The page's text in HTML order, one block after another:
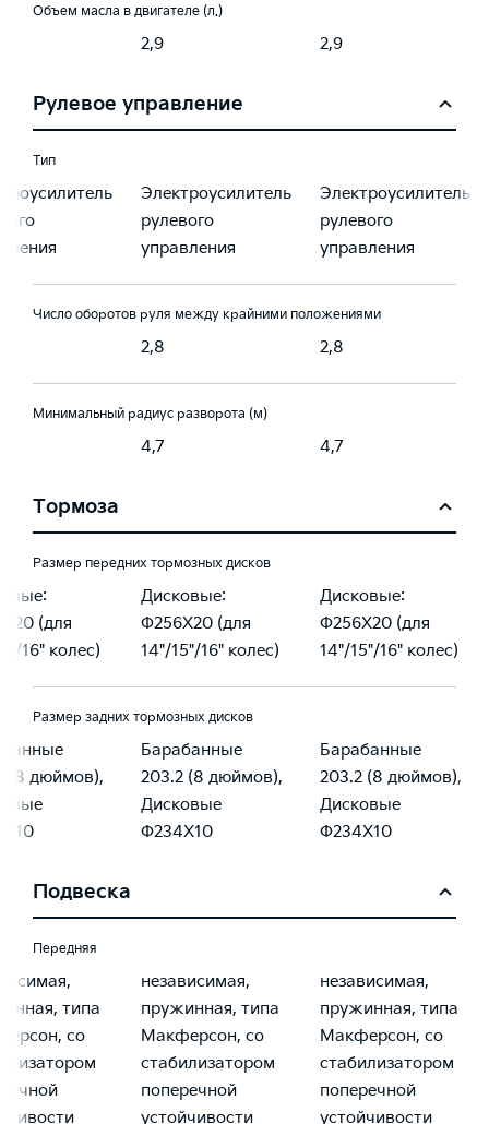
Объем масла в двигателе (л.)
2,9 2,9
Рулевое управление
Тип
Электроусилитель
рулевого
управления
Электроусилитель
рулевого
управления
Число оборотов руля между крайними положениями
2,8 2,8
Минимальный радиус разворота (м)
4,7 4,7
Тормоза
Размер передних тормозных дисков
(для
16" колес)
Дисковые:
Φ256X20 (для
14"/15"/16" колес)
Дисковые:
Φ256X20 (для
14"/15"/16" колес)
Размер задних тормозных дисков
(8 дюймов),
Барабанные
203.2 (8 дюймов),
Дисковые
Φ234X10
Барабанные
203.2 (8 дюймов),
Дисковые
Φ234X10
Подвеска
Передняя
типа
со
независимая,
пружинная, типа
Макферсон, со
стабилизатором
поперечной
устойчивости
независимая,
пружинная, типа
Макферсон, со
стабилизатором
поперечной
устойчивости